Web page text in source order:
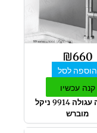
₪660
הוספה לסל
קנה עכשיו
ברז פיה עגולה 9914 ניקל
מוברש